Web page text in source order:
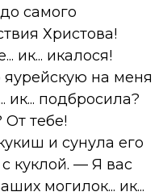
самого
Христова!
ик... икалося!
яурейскую на меня
ик... подбросила?
От тебе!
и сунула его
куклой. — Я вас
могилок... ик...